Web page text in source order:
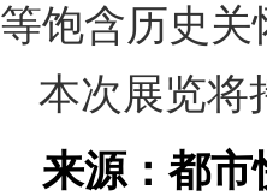
等饱含历史
本次展览将
来源：都